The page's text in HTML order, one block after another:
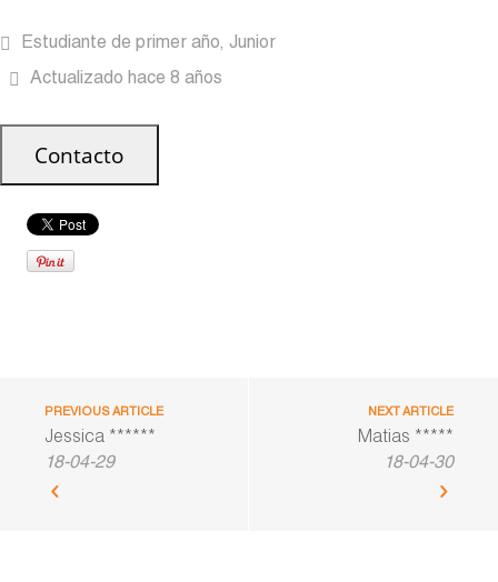
Estudiante de primer año, Junior
Actualizado hace 8 años
PREVIOUS ARTICLE
Jessica ******
18-04-29
NEXT ARTICLE
Matias *****
18-04-30